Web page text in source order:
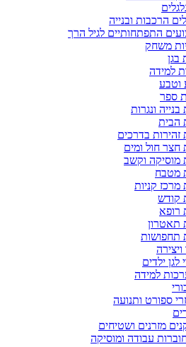
הרכבות ובנייה
התפתחותיים לגיל הרך
משחק
בגן
למידה
וטבע
ספר
בנייה ונגרות
הבית
זהירות בדרכים
חצר חול ומים
מוסיקה וקשב
מטבח
מרכז קניות
קודש
רופא
תאטרון
תחפושות
ויצירה
ילדים
למידה
ספורט ותנועה
מזרנים ושטיחים
עבודה ומוסיקה